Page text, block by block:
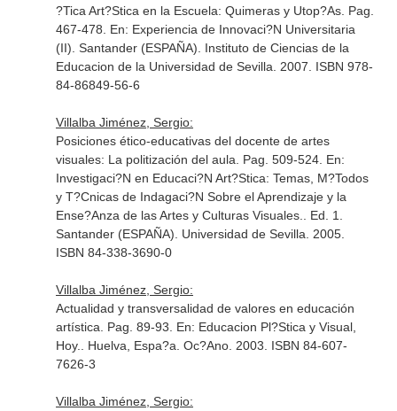
?Tica Art?Stica en la Escuela: Quimeras y Utop?As. Pag.
467-478. En: Experiencia de Innovaci?N Universitaria
(II) . Santander (ESPAÑA). Instituto de Ciencias de la
Educacion de la Universidad de Sevilla. 2007. ISBN 978-
84-86849-56-6
Villalba Jiménez, Sergio:
Posiciones ético-educativas del docente de artes
visuales: La politización del aula. Pag. 509-524. En:
Investigaci?N en Educaci?N Art?Stica: Temas, M?Todos
y T?Cnicas de Indagaci?N Sobre el Aprendizaje y la
Ense?Anza de las Artes y Culturas Visuales.
. Ed. 1.
Santander (ESPAÑA). Universidad de Sevilla. 2005.
ISBN 84-338-3690-0
Villalba Jiménez, Sergio:
Actualidad y transversalidad de valores en educación
artística. Pag. 89-93. En: Educacion Pl?Stica y Visual,
Hoy.
. Huelva, Espa?a. Oc?Ano. 2003. ISBN 84-607-
7626-3
Villalba Jiménez, Sergio: